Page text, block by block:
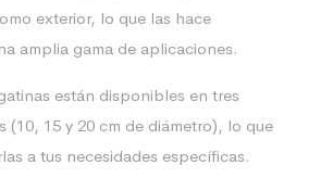
exterior, lo que las hace
amplia gama de aplicaciones.
están disponibles en tres
(10, 15 y 20 cm de diámetro), lo que
a tus necesidades específicas.